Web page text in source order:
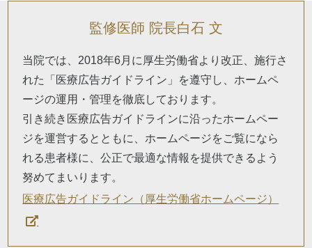
監修医師 院長白石 文
当院では、2018年6月に厚生労働省より改正、施行さ
れた「医療広告ガイドライン」を遵守し、ホームペ
ージの運用・管理を徹底しております。
引き続き医療広告ガイドラインに沿ったホームペー
ジを運営するとともに、ホームページをご覧になら
れる患者様に、公正で最適な情報を提供できるよう
努めてまいります。
医療広告ガイドライン（厚生労働省ホームページ）